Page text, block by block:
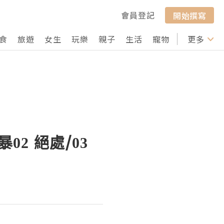
會員登記
開始撰寫
旅遊 女生 玩樂 親子 生活 寵物 行山 打卡
更多
02 絕處/03